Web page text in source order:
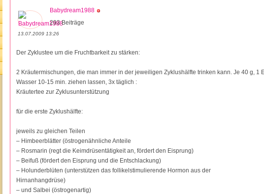
Babydream1988
293 Beiträge
13.07.2009 13:26
Der Zyklustee um die Fruchtbarkeit zu stärken:
2 Kräutermischungen, die man immer in der jeweiligen Zyklushälfte trinken kann. Je 40 g, 1
Wasser 10-15 min. ziehen lassen, 3x täglich :
Kräutertee zur Zyklusunterstützung
für die erste Zyklushälfte:
jeweils zu gleichen Teilen
– Himbeerblätter (östrogenähnliche Anteile
– Rosmarin (regt die Keimdrüsentätigkeit an, fördert den Eisprung)
– Beifuß (fördert den Eisprung und die Entschlackung)
– Holunderblüten (unterstützen das follikelstimulierende Hormon aus der
Hirnanhangdrüse)
– und Salbei (östrogenartig)